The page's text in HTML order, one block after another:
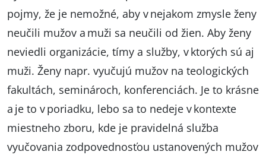
pojmy, že je nemožné, aby v nejakom zmysle ženy
neučili mužov a muži sa neučili od žien. Aby ženy
neviedli organizácie, tímy a služby, v ktorých sú aj
muži. Ženy napr. vyučujú mužov na teologických
fakultách, seminároch, konferenciách. Je to krásne
a je to v poriadku, lebo sa to nedeje v kontexte
miestneho zboru, kde je pravidelná služba
vyučovania zodpovednosťou ustanovených mužov